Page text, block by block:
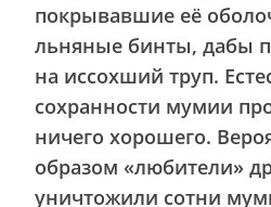
покрывавшие её
льняные бинты, дабы
на иссохший труп.
сохранности мумии
ничего хорошего.
образом «любители»
уничтожили сотни